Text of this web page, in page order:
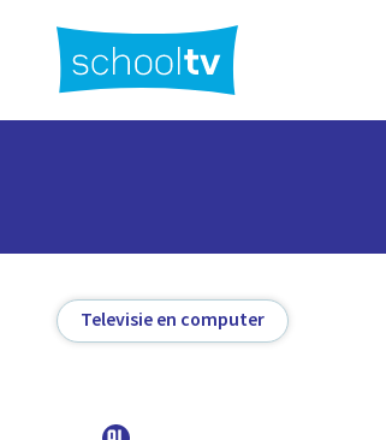
hoofdinhoud
Televisie en computer